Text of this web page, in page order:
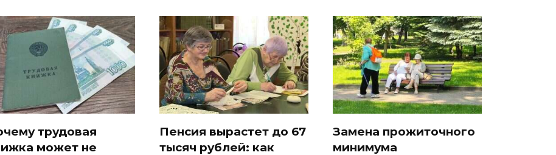
трудовая
может не
Пенсия вырастет до 67
тысяч рублей: как
Замена прожиточного
минимума